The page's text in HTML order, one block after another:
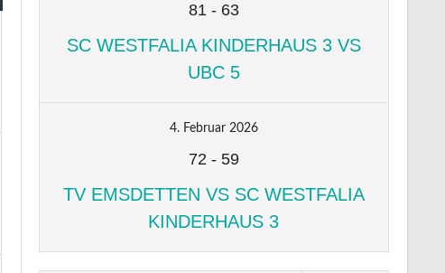
81- 63
SC WESTFALIA KINDERHAUS 3 VS
UBC 5
4. Februar 2026
72- 59
TV EMSDETTEN VS SC WESTFALIA
KINDERHAUS 3